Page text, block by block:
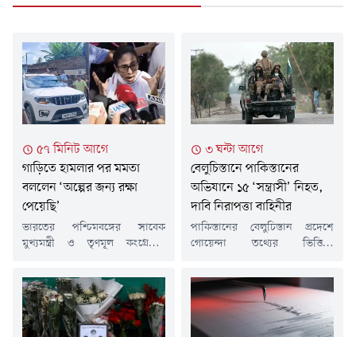
৫৭ মিনিট আগে
গাড়িতে হামলার পর মমতা
বললেন ‘অল্পের জন্য রক্ষা
পেয়েছি’
ভারতের পশ্চিমবঙ্গের সাবেক
মুখ্যমন্ত্রী ও তৃণমূল কংগ্রেসের
বন্দ্যোপাধ্যায়ের গাড়িতে হামলার
অভিযোগ উঠেছে। রবিবার দলীয়
এক কর্মীর পরিবারের সাথে দেখা
করতে যাওয়ার পথে কলকাতার
৩ ঘন্টা আগে
বেলুচিস্তানে পাকিস্তানের
অভিযানে ১৫ ‘সন্ত্রাসী’ নিহত,
দাবি নিরাপত্তা বাহিনীর
পাকিস্তানের বেলুচিস্তান প্রদেশে
গোয়েন্দা তথ্যের ভিত্তিতে
জন সন্ত্রাসী নিহত হয়েছে বলে
জানিয়েছে দেশটির নিরাপত্তা
বাহিনী।রবিবার রাষ্ট্রীয় গণমাধ্যম
পাকিস্তান টিভির প্রতিবেদনে বলা